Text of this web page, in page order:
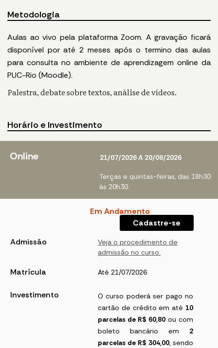
Metodologia
Aulas ao vivo pela plataforma Zoom. A gravação ficará
disponível por até 2 meses após o termino das aulas
para consulta no ambiente de aprendizagem online da
PUC-Rio (Moodle).
Palestra, debate sobre textos, análise de vídeos.
Horário e Investimento
Online 21/07/2026 A 20/08/2026
Terças e quintas-feiras, das 18h30
às 20h30.
Em Andamento
Cadastre-se
Admissão
Veja o procedimento de
admissão no curso.
Matrícula Até 21/07/2026
Investimento
O curso poderá ser pago no
cartão de crédito em até 10
parcelas de R$ 60,80 ou com
boleto bancário em 2
parcelas de R$ 304,00, sendo